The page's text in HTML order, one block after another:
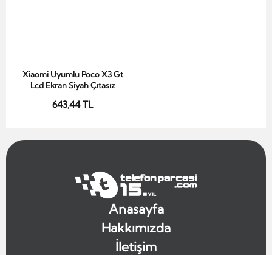
Sepete Ekle
Xiaomi Uyumlu Poco X3 Gt
Lcd Ekran Siyah Çıtasız
643,44 TL
Anasayfa
Hakkımızda
İletişim